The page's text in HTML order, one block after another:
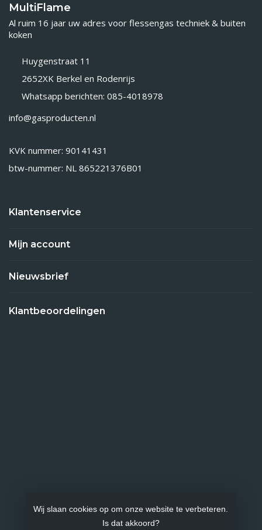
MultiFlame
Al ruim 16 jaar uw adres voor flessengas techniek & buiten
koken
Huygenstraat 11
2652XK Berkel en Rodenrijs
Whatsapp berichten: 085-4018978
info@gasproducten.nl
KVK nummer: 90141431
btw-nummer: NL 865221376B01
Klantenservice
Mijn account
Nieuwsbrief
Klantbeoordelingen
Wij slaan cookies op om onze website te verbeteren.
Is dat akkoord?